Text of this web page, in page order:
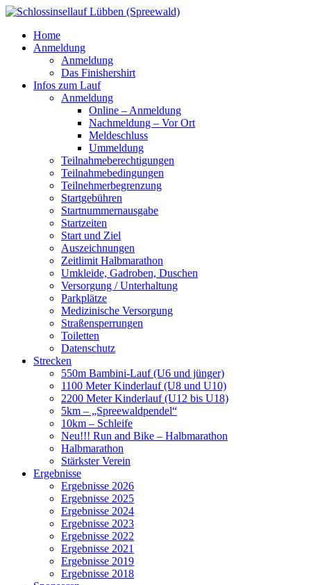
Home
Anmeldung
Anmeldung
Das Finishershirt
Infos zum Lauf
Anmeldung
Online – Anmeldung
Nachmeldung – Vor Ort
Meldeschluss
Ummeldung
Teilnahmeberechtigungen
Teilnahmebedingungen
Teilnehmerbegrenzung
Startgebühren
Startnummernausgabe
Startzeiten
Start und Ziel
Auszeichnungen
Zeitlimit Halbmarathon
Umkleide, Gadroben, Duschen
Versorgung / Unterhaltung
Parkplätze
Medizinische Versorgung
Straßensperrungen
Toiletten
Datenschutz
Strecken
550m Bambini-Lauf (U6 und jünger)
1100 Meter Kinderlauf (U8 und U10)
2200 Meter Kinderlauf (U12 bis U18)
5km – „Spreewaldpendel“
10km – Schleife
Neu!!! Run and Bike – Halbmarathon
Halbmarathon
Stärkster Verein
Ergebnisse
Ergebnisse 2026
Ergebnisse 2025
Ergebnisse 2024
Ergebnisse 2023
Ergebnisse 2022
Ergebnisse 2021
Ergebnisse 2019
Ergebnisse 2018